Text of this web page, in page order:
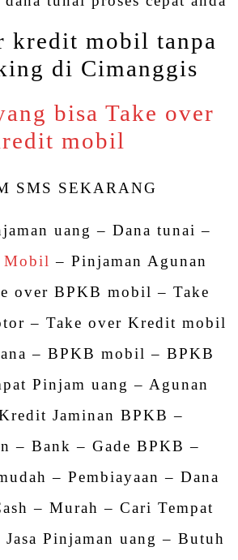
kredit mobil tanpa
di Cimanggis
bisa Take over
mobil
SMS SEKARANG
uang – Dana tunai –
Mobil – Pinjaman Agunan
over BPKB mobil – Take
– Take over Kredit mobil
– BPKB mobil – BPKB
Pinjam uang – Agunan
Jaminan BPKB –
– Bank – Gade BPKB –
– Pembiayaan – Dana
– Murah – Cari Tempat
Pinjaman uang – Butuh